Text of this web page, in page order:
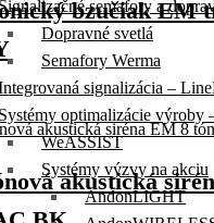
Signalizačné semafory a
Dopravné svetlá
Semafory Werma
signalizácia –
Systémy optimalizácie výroby
WeASSIST
Systémy výzvy na akciu
AndonLIGHT
bzučiak EM
akustická